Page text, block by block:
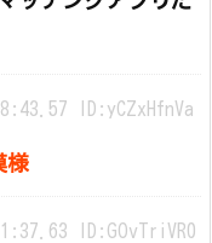
ID:yCZxHfnVa
様
ID:GOvTriVR0